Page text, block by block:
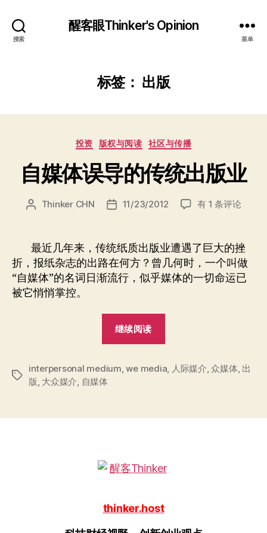
搜索
醒客眼Thinker's Opinion
菜单
标签： 出版
分
投资 版权与阅读 社区与传播
自媒体误导的传统出版业
文
者
Thinker CHN
发
期
11/23/2012
自
误
导
的
有 1 条评论
最近几年来，传统纸质出版业遭遇了巨大的挫
折，报纸杂志的出路在何方？曾几何时，一个叫做
“自媒体”的名词日渐流行，似乎媒体的一切命运已
被它悄悄掌控。
继续阅读
误
传
版
标
interpersonal medium,we media, 人际媒介,众媒体, 出
版, 大众媒介, 自媒体
thinker.host